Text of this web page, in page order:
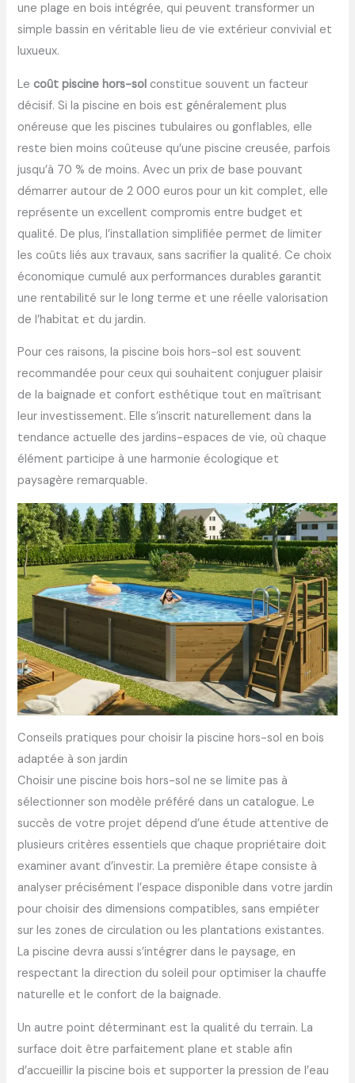
une plage en bois intégrée, qui peuvent transformer un
simple bassin en véritable lieu de vie extérieur convivial et
luxueux.
Lecoût piscine hors-sol constitue souvent un facteur
décisif. Si la piscine en bois est généralement plus
onéreuse que les piscines tubulaires ou gonflables, elle
reste bien moins coûteuse qu’une piscine creusée, parfois
jusqu’à 70 % de moins. Avec un prix de base pouvant
démarrer autour de 2 000 euros pour un kit complet, elle
représente un excellent compromis entre budget et
qualité. De plus, l’installation simplifiée permet de limiter
les coûts liés aux travaux, sans sacrifier la qualité. Ce choix
économique cumulé aux performances durables garantit
une rentabilité sur le long terme et une réelle valorisation
de l’habitat et du jardin.
Pour ces raisons, la piscine bois hors-sol est souvent
recommandée pour ceux qui souhaitent conjuguer plaisir
de la baignade et confort esthétique tout en maîtrisant
leur investissement. Elle s’inscrit naturellement dans la
tendance actuelle des jardins-espaces de vie, où chaque
élément participe à une harmonie écologique et
paysagère remarquable.
Conseils pratiques pour choisir la piscine hors-sol en bois
adaptée à son jardin
Choisir une piscine bois hors-sol ne se limite pas à
sélectionner son modèle préféré dans un catalogue. Le
succès de votre projet dépend d’une étude attentive de
plusieurs critères essentiels que chaque propriétaire doit
examiner avant d’investir. La première étape consiste à
analyser précisément l’espace disponible dans votre jardin
pour choisir des dimensions compatibles, sans empiéter
sur les zones de circulation ou les plantations existantes.
La piscine devra aussi s’intégrer dans le paysage, en
respectant la direction du soleil pour optimiser la chauffe
naturelle et le confort de la baignade.
Un autre point déterminant est la qualité du terrain. La
surface doit être parfaitement plane et stable afin
d’accueillir la piscine bois et supporter la pression de l’eau